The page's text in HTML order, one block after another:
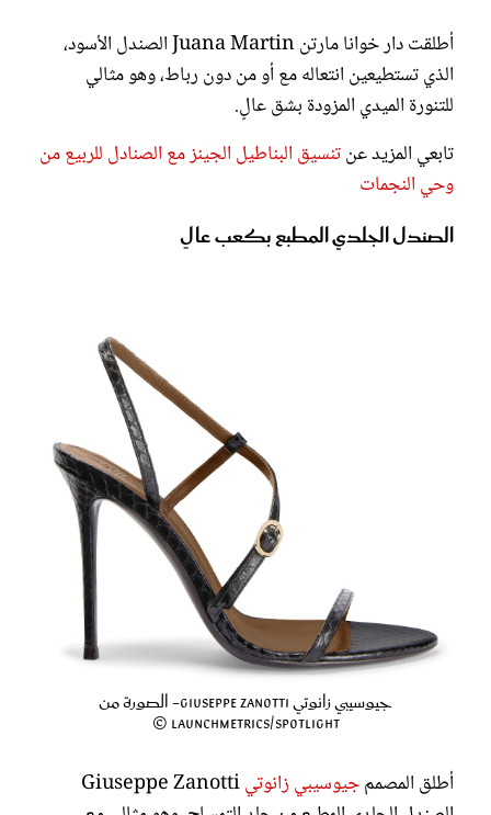
أطلقت دار خوانا مارتن Juana Martin الصندل الأسود،
الذي تستطيعين انتعاله مع أو من دون رباط، وهو مثالي
للتنورة الميدي المزودة بشق عالٍ.
تابعي المزيد عنتنسيق البناطيل الجينز مع الصنادل للربيع من
وحي النجمات
الصندل الجلدي المطبع بكعب عالٍ
جيوسيبي زانوتي Giuseppe Zanotti- الصورة من
Launchmetrics/Spotlight ©
أطلق المصممجيوسيبي زانوتيGiuseppe Zanotti